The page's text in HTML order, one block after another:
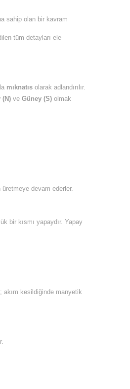
sahip olan bir kavram
tüm detayları ele
mıknatıs olarak adlandırılır.
(N) ve Güney (S) olmak
üretmeye devam ederler.
bir kısmı yapaydır. Yapay
akım kesildiğinde manyetik